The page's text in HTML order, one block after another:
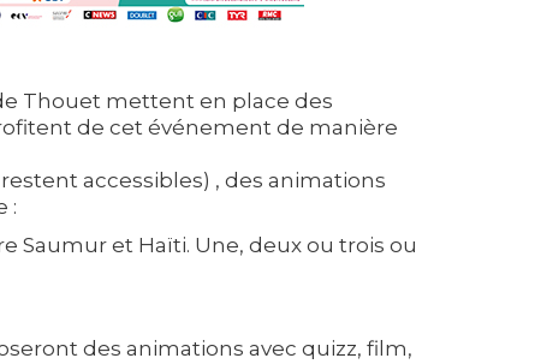
Thouet mettent en place des
de cet événement de manière
accessibles) , des animations
:
Saumur et Haïti. Une, deux ou trois ou
des animations avec quizz, film,